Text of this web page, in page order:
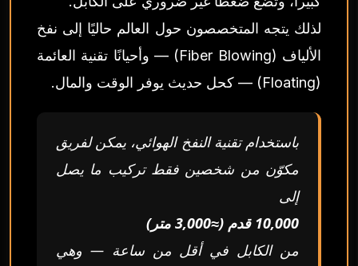
لذلك يتجه المتخصصون حول العالم حاليًا إلى نفخ
الألياف (Fiber Blowing) — وأحيانًا تقنية العائمة
(Floating) — كحل حديث يوفر الوقت والمال.
باستخدام تقنية النفخ الهوائي، يمكن لفريق
مكوّن من شخصين فقط تركيب ما يصل
إلى
10,000 قدم (≈3,000 متر)
من الكابل في أقل من ساعة — وهي